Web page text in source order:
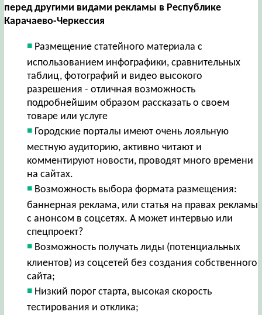
перед другими видами рекламы в Республике
Карачаево-Черкессия
Размещение статейного материала с
использованием инфографики, сравнительных
таблиц, фотографий и видео высокого
разрешения - отличная возможность
подробнейшим образом рассказать о своем
товаре или услуге
Городские порталы имеют очень лояльную
местную аудиторию, активно читают и
комментируют новости, проводят много времени
на сайтах.
Возможность выбора формата размещения:
баннерная реклама, или статья на правах рекламы
с анонсом в соцсетях. А может интервью или
спецпроект?
Возможность получать лиды (потенциальных
клиентов) из соцсетей без создания собственного
сайта;
Низкий порог старта, высокая скорость
тестирования и отклика;